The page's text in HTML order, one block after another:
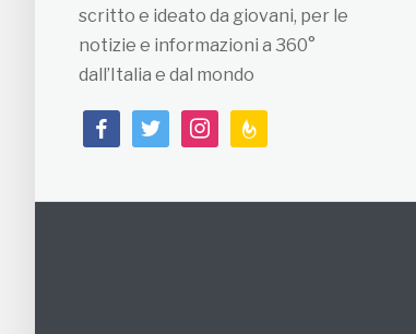
scritto e ideato da giovani, per le
notizie e informazioni a 360°
dall’Italia e dal mondo
facebooktwitterinstagramfeedburner